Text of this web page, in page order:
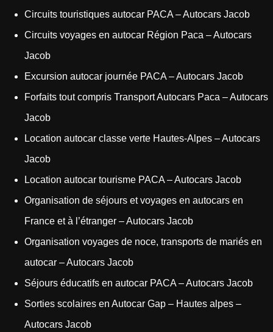
Circuits touristiques autocar PACA – Autocars Jacob
Circuits voyages en autocar Région Paca – Autocars
Jacob
Excursion autocar journée PACA – Autocars Jacob
Forfaits tout compris Transport Autocars Paca – Autocars
Jacob
Location autocar classe verte Hautes-Alpes – Autocars
Jacob
Location autocar tourisme PACA – Autocars Jacob
Organisation de séjours et voyages en autocars en
France et à l’étranger – Autocars Jacob
Organisation voyages de noce, transports de mariés en
autocar – Autocars Jacob
Séjours éducatifs en autocar PACA – Autocars Jacob
Sorties scolaires en Autocar Gap – Hautes alpes –
Autocars Jacob